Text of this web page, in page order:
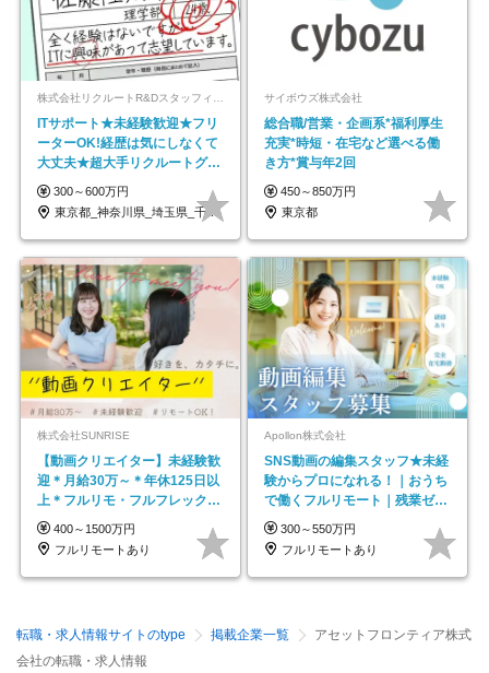
株式会社リクルートR&Dスタッフィング【リクルートグループ】
ITサポート★未経験歓迎★フリ
ーターOK!経歴は気にしなくて
大丈夫★超大手リクルートグル
ープの正社員/sg
300～600万円
東京都_神奈川県_埼玉県_千葉県_大阪府…
サイボウズ株式会社
総合職/営業・企画系*福利厚生
充実*時短・在宅など選べる働
き方*賞与年2回
450～850万円
東京都
株式会社SUNRISE
【動画クリエイター】未経験歓
迎＊月給30万～＊年休125日以
上＊フルリモ・フルフレックス
◆10名の採用が決定◆
400～1500万円
フルリモートあり
Apollon株式会社
SNS動画の編集スタッフ★未経
験からプロになれる！｜おうち
で働くフルリモート｜残業ゼロ
で18時退勤◎
300～550万円
フルリモートあり
転職・求人情報サイトのtype 掲載企業一覧
アセットフロンティア株式
会社の転職・求人情報